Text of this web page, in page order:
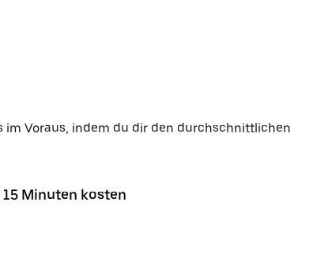
im Voraus, indem du dir den durchschnittlichen
Minuten kosten